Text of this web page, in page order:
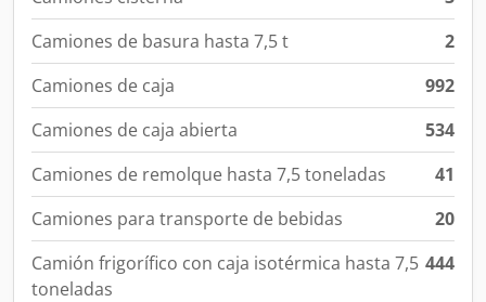
Camiones de basura hasta 7,5 t
2
Camiones de caja
992
Camiones de caja abierta
534
Camiones de remolque hasta 7,5 toneladas
41
Camiones para transporte de bebidas
20
Camión frigorífico con caja isotérmica hasta 7,5
toneladas
444